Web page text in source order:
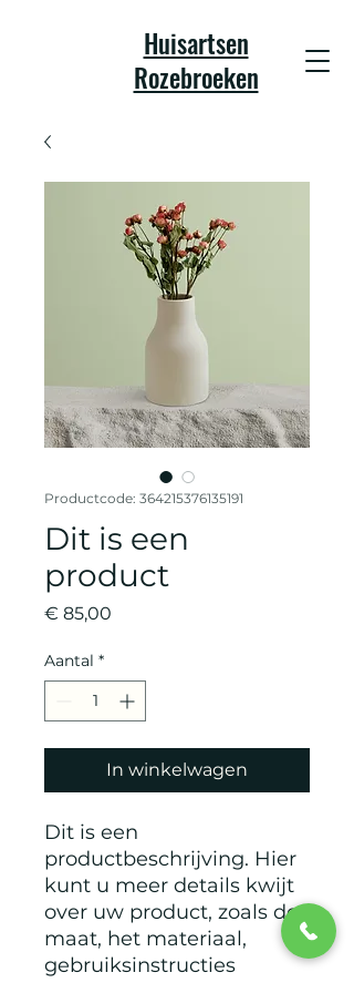
Huisartsen
Rozebroeken
Productcode: 364215376135191
Dit is een
product
€ 85,00
Aantal *
In winkelwagen
Dit is een
productbeschrijving. Hier
kunt u meer details kwijt
over uw product, zoals de
maat, het materiaal,
gebruiksinstructies